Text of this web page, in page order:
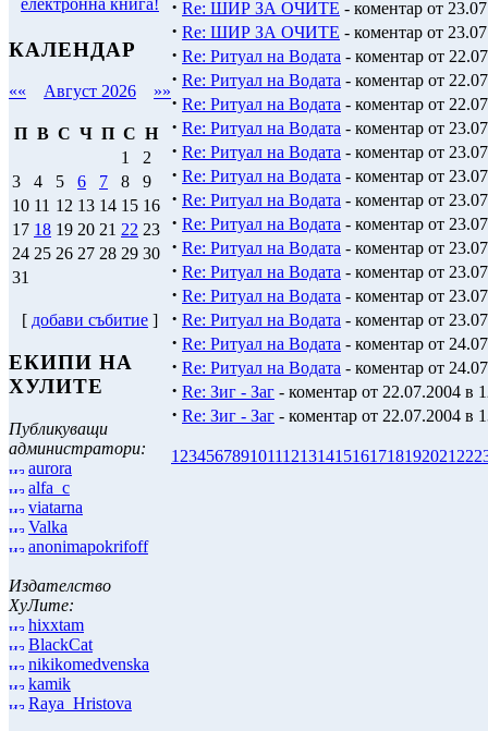
КАЛЕНДАР
«« Август 2026 »»
П В С Ч П С Н
1
2
3
4 5 6 7 8
9
10 11 12 13 14 15 16
17 18 19 20 21 22 23
24 25 26 27 28 29 30
31
[ добави събитие ]
ЕКИПИ НА
ХУЛИТЕ
Публикуващи
администратори:
aurora
alfa_c
viatarna
Valka
anonimapokrifoff
Издателство
ХуЛите:
hixxtam
BlackCat
nikikomedvenska
kamik
Raya_Hristova
· Re: ШИР ЗА ОЧИТЕ - коментар от
· Re: ШИР ЗА ОЧИТЕ - коментар от
· Re: Ритуал на Водата - коментар от
· Re: Ритуал на Водата - коментар от
· Re: Ритуал на Водата - коментар от
· Re: Ритуал на Водата - коментар от
· Re: Ритуал на Водата - коментар от
· Re: Ритуал на Водата - коментар от
· Re: Ритуал на Водата - коментар от
· Re: Ритуал на Водата - коментар от
· Re: Ритуал на Водата - коментар от
· Re: Ритуал на Водата - коментар от
· Re: Ритуал на Водата - коментар от
· Re: Ритуал на Водата - коментар от
· Re: Ритуал на Водата - коментар от
· Re: Ритуал на Водата - коментар от
· Re: Зиг - Заг - коментар от 22.07.2004 в
· Re: Зиг - Заг - коментар от 22.07.2004 в
1 23456789101112131415161718192021 22